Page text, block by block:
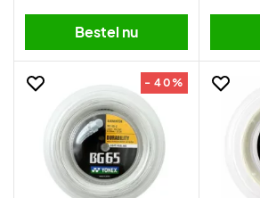
Bestel nu
- 40%